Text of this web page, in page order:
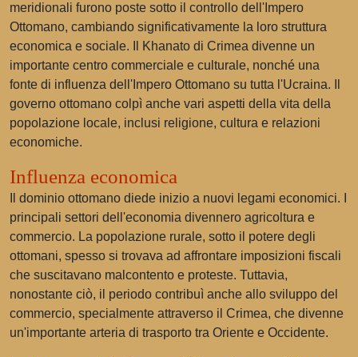
meridionali furono poste sotto il controllo dell'Impero
Ottomano, cambiando significativamente la loro struttura
economica e sociale. Il Khanato di Crimea divenne un
importante centro commerciale e culturale, nonché una
fonte di influenza dell'Impero Ottomano su tutta l'Ucraina. Il
governo ottomano colpì anche vari aspetti della vita della
popolazione locale, inclusi religione, cultura e relazioni
economiche.
Influenza economica
Il dominio ottomano diede inizio a nuovi legami economici. I
principali settori dell'economia divennero agricoltura e
commercio. La popolazione rurale, sotto il potere degli
ottomani, spesso si trovava ad affrontare imposizioni fiscali
che suscitavano malcontento e proteste. Tuttavia,
nonostante ciò, il periodo contribuì anche allo sviluppo del
commercio, specialmente attraverso il Crimea, che divenne
un'importante arteria di trasporto tra Oriente e Occidente.